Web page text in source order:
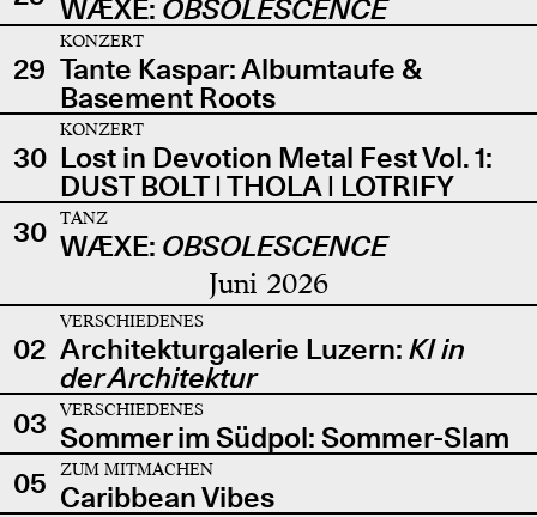
WÆXE: OBSOLESCENCE
29
KONZERT
Tante Kaspar: Albumtaufe &
Basement Roots
30
KONZERT
Lost in Devotion Metal Fest Vol. 1:
DUST BOLT | THOLA | LOTRIFY
30
TANZ
WÆXE: OBSOLESCENCE
Juni 2026
02
VERSCHIEDENES
Architekturgalerie Luzern: KI in
der Architektur
03
VERSCHIEDENES
Sommer im Südpol: Sommer-Slam
05
ZUM MITMACHEN
Caribbean Vibes